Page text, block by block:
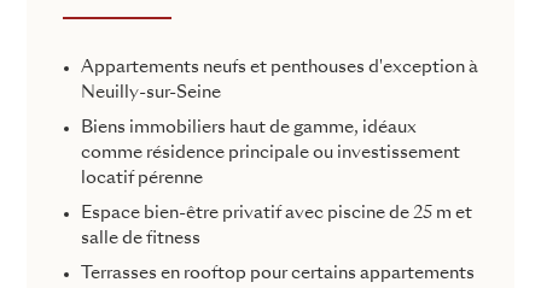
Appartements neufs et penthouses d'exception à
Neuilly-sur-Seine
Biens immobiliers haut de gamme, idéaux
comme résidence principale ou investissement
locatif pérenne
Espace bien-être privatif avec piscine de 25 m et
salle de fitness
Terrasses en rooftop pour certains appartements